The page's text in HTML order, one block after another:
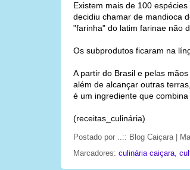
Existem mais de 100
decidiu chamar de mandioca
"farinha" do latim farinae não
Os subprodutos ficaram na
A partir do Brasil e pelas
além de alcançar outras
é um ingrediente que
(receitas_culinária)
Postado por ..:: Blog Caiçara |
Marcadores: culinária caiçara